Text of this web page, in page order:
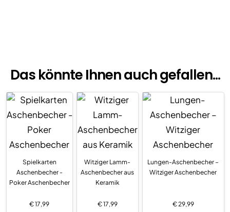
Das könnte Ihnen auch gefallen...
Spielkarten
Aschenbecher -
Poker Aschenbecher
€17,99
Witziger Lamm-
Aschenbecher aus
Keramik
€17,99
Lungen-Aschenbecher –
Witziger Aschenbecher
€29,99